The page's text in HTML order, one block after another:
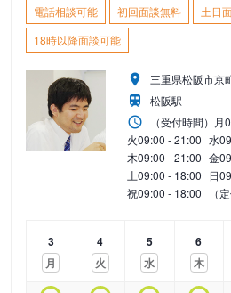
電話相談可能 初回面談無料
土日
18時以降面談可能
三重県松阪市京
松阪駅
（受付時間） 月
火09:00 - 21:00 水
木09:00 - 21:00 金
土09:00 - 18:00 日
祝09:00 - 18:00 （
3
月
4
火
5
水
6
木